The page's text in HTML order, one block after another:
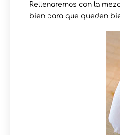
Rellenaremos con la
bien para que queden